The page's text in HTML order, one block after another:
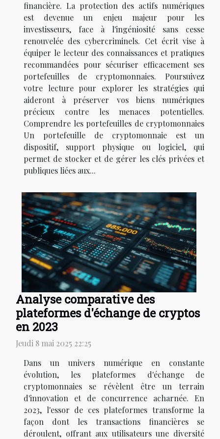
financière. La protection des actifs numériques
est devenue un enjeu majeur pour les
investisseurs, face à l'ingéniosité sans cesse
renouvelée des cybercriminels. Cet écrit vise à
équiper le lecteur des connaissances et pratiques
recommandées pour sécuriser efficacement ses
portefeuilles de cryptomonnaies. Poursuivez
votre lecture pour explorer les stratégies qui
aideront à préserver vos biens numériques
précieux contre les menaces potentielles.
Comprendre les portefeuilles de cryptomonnaies
Un portefeuille de cryptomonnaie est un
dispositif, support physique ou logiciel, qui
permet de stocker et de gérer les clés privées et
publiques liées aux...
Analyse comparative des
plateformes d'échange de cryptos
en 2023
Jeudi 8 mai 2025 22:25
Dans un univers numérique en constante
évolution, les plateformes d'échange de
cryptomonnaies se révèlent être un terrain
d'innovation et de concurrence acharnée. En
2023, l'essor de ces plateformes transforme la
façon dont les transactions financières se
déroulent, offrant aux utilisateurs une diversité